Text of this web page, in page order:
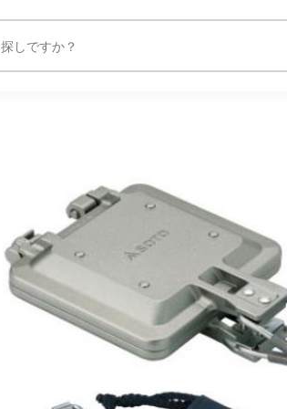
SOTO トースター 折りたたみ コンパクト